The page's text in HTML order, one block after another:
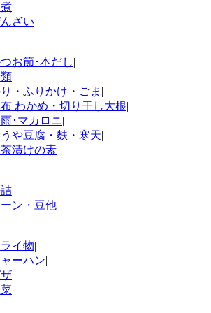
|
ざい
お節･本だし|
|
・ふりかけ・ごま |
わかめ・切り干し大根|
･マカロニ|
や豆腐・麩・寒天|
漬けの素
|
ン・豆他
イ物|
ーハン|
|